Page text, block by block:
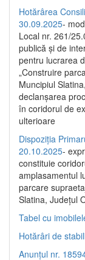
Hotărârea
30.09.2025-
Local nr. 261/
publică şi de
pentru lucrarea
„Construire
Muncipiul
declanşarea
în coridorul de
ulterioare
Dispoziția
20.10.2025-
constituie
amplasamentul
parcare
Slatina, Județul
Tabel cu
Hotărâri de
Anunțul nr.